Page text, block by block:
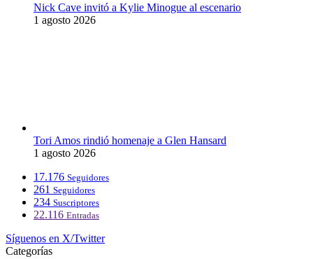
Nick Cave invitó a Kylie Minogue al escenario
1 agosto 2026
Tori Amos rindió homenaje a Glen Hansard
1 agosto 2026
17.176 Seguidores
261 Seguidores
234 Suscriptores
22.116 Entradas
Síguenos en X/Twitter
Categorías